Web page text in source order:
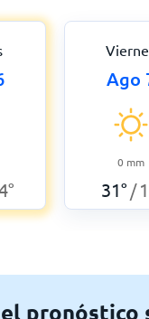
°
Ago
0 mm
31° /
pronóstico